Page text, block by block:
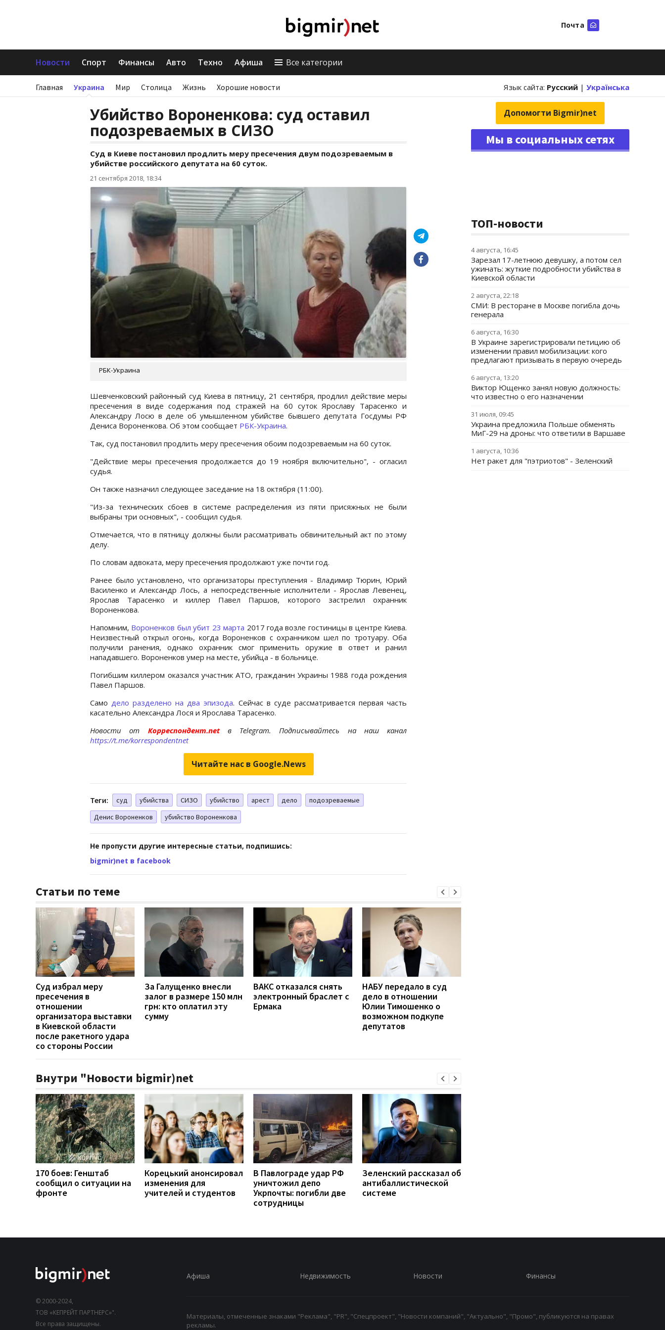
Почта
Новости Спорт Финансы Авто Техно Афиша Все категории
Главная Украина Мир Столица Жизнь Хорошие новости Язык сайта: Русский | Українська
Убийство Вороненкова: суд оставил
подозреваемых в СИЗО
Суд в Киеве постановил продлить меру пресечения двум подозреваемым в
убийстве российского депутата на 60 суток.
21 сентября 2018, 18:34
РБК-Украина
Шевченковский районный суд Киева в пятницу, 21 сентября, продлил действие меры
пресечения в виде содержания под стражей на 60 суток Ярославу Тарасенко и
Александру Лосю в деле об умышленном убийстве бывшего депутата Госдумы РФ
Дениса Вороненкова. Об этом сообщает РБК-Украина.
Так, суд постановил продлить меру пресечения обоим подозреваемым на 60 суток.
"Действие меры пресечения продолжается до 19 ноября включительно", - огласил
судья.
Он также назначил следующее заседание на 18 октября (11:00).
"Из-за технических сбоев в системе распределения из пяти присяжных не были
выбраны три основных", - сообщил судья.
Отмечается, что в пятницу должны были рассматривать обвинительный акт по этому
делу.
По словам адвоката, меру пресечения продолжают уже почти год.
Ранее было установлено, что организаторы преступления - Владимир Тюрин, Юрий
Василенко и Александр Лось, а непосредственные исполнители - Ярослав Левенец,
Ярослав Тарасенко и киллер Павел Паршов, которого застрелил охранник
Вороненкова.
Напомним, Вороненков был убит 23 марта 2017 года возле гостиницы в центре Киева.
Неизвестный открыл огонь, когда Вороненков с охранником шел по тротуару. Оба
получили ранения, однако охранник смог применить оружие в ответ и ранил
нападавшего. Вороненков умер на месте, убийца - в больнице.
Погибшим киллером оказался участник АТО, гражданин Украины 1988 года рождения
Павел Паршов.
Само дело разделено на два эпизода. Сейчас в суде рассматривается первая часть
касательно Александра Лося и Ярослава Тарасенко.
Новости от Корреспондент.net в Telegram. Подписывайтесь на наш канал
https://t.me/korrespondentnet
Читайте нас в Google.News
Теги: суд убийства СИЗО убийство арест дело
подозреваемые
Денис Вороненков
убийство Вороненкова
Не пропусти другие интересные статьи, подпишись:
bigmir)net в facebook
Статьи по теме
Суд избрал меру
пресечения в
отношении
организатора выставки
в Киевской области
после ракетного удара
со стороны России
За Галущенко внесли
залог в размере 150 млн
грн: кто оплатил эту
сумму
ВАКС отказался снять
электронный браслет с
Ермака
НАБУ передало в суд
дело в отношении
Юлии Тимошенко о
возможном подкупе
депутатов
Внутри "Новости bigmir)net
170 боев: Генштаб
сообщил о ситуации на
фронте
Корецький анонсировал
изменения для
учителей и студентов
В Павлограде удар РФ
уничтожил депо
Укрпочты: погибли две
сотрудницы
Зеленский рассказал об
антибаллистической
системе
Допомогти Bigmir)net
Мы в социальных сетях
ТОП-новости
4 августа, 16:45
Зарезал 17-летнюю девушку, а потом сел
ужинать: жуткие подробности убийства в
Киевской области
2 августа, 22:18
СМИ: В ресторане в Москве погибла дочь
генерала
6 августа, 16:30
В Украине зарегистрировали петицию об
изменении правил мобилизации: кого
предлагают призывать в первую очередь
6 августа, 13:20
Виктор Ющенко занял новую должность:
что известно о его назначении
31 июля, 09:45
Украина предложила Польше обменять
МиГ-29 на дроны: что ответили в Варшаве
1 августа, 10:36
Нет ракет для "пэтриотов" - Зеленский
© 2000-2024,
ТОВ «КЕПРЕЙТ ПАРТНЕРС»".
Все права защищены.
Афиша Недвижимость Новости Финансы
Материалы, отмеченные знаками "Реклама", "PR", "Спецпроект", "Новости компаний", "Актуально", "Промо", публикуются на правах
рекламы.